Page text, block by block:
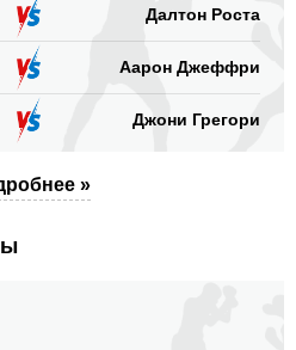
Далтон Роста
Аарон Джеффри
Джони Грегори
»